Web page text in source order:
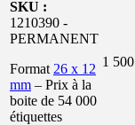
SKU :
1210390 -
PERMANENT
Format 26 x 12
mm – Prix à la
boite de 54 000
étiquettes
1 500